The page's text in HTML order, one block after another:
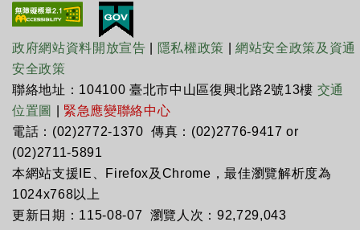
政府網站資料開放宣告 隱私權政策 |網站安全政策及資通
安全政策
聯絡地址：104100 臺北市中山區復興北路2號13樓 交通
位置圖
緊急應變聯絡中心
電話：(02)2772-1370 傳真：(02)2776-9417 or
(02)2711-5891
本網站支援IE、Firefox及Chrome，最佳瀏覽解析度為
1024x768以上
更新日期：115-08-07 瀏覽人次：92,729,043